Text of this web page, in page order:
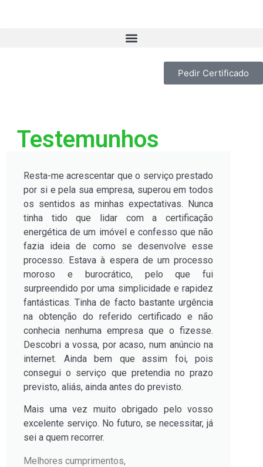
Pedir Certificado
Testemunhos
Resta-me acrescentar que o serviço prestado
por si e pela sua empresa, superou em todos
os sentidos as minhas expectativas. Nunca
tinha tido que lidar com a certificação
energética de um imóvel e confesso que não
fazia ideia de como se desenvolve esse
processo. Estava à espera de um processo
moroso e burocrático, pelo que fui
surpreendido por uma simplicidade e rapidez
fantásticas. Tinha de facto bastante urgência
na obtenção do referido certificado e não
conhecia nenhuma empresa que o fizesse.
Descobri a vossa, por acaso, num anúncio na
internet. Ainda bem que assim foi, pois
consegui o serviço que pretendia no prazo
previsto, aliás, ainda antes do previsto.
Mais uma vez muito obrigado pelo vosso
excelente serviço. No futuro, se necessitar, já
sei a quem recorrer.
Melhores cumprimentos,